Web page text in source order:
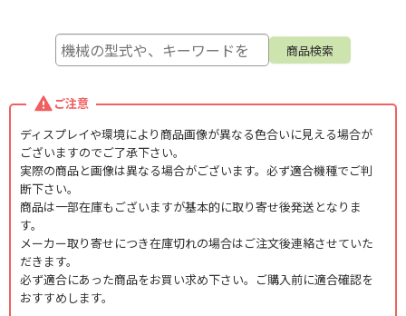
ご注意
ディスプレイや環境により商品画像が異なる色合いに見える場合が
ございますのでご了承下さい。
実際の商品と画像は異なる場合がございます。必ず適合機種でご判
断下さい。
商品は一部在庫もございますが基本的に取り寄せ後発送となりま
す。
メーカー取り寄せにつき在庫切れの場合はご注文後連絡させていた
だきます。
必ず適合にあった商品をお買い求め下さい。ご購入前に適合確認を
おすすめします。